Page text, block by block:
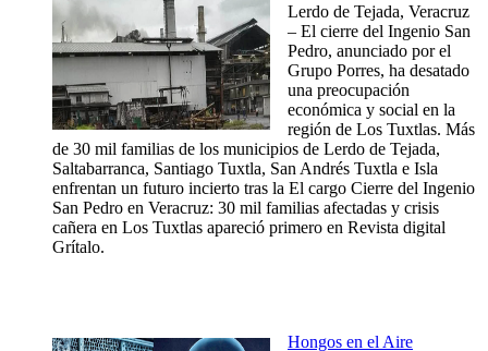
Lerdo de Tejada, Veracruz
– El cierre del Ingenio San
Pedro, anunciado por el
Grupo Porres, ha desatado
una preocupación
económica y social en la
región de Los Tuxtlas. Más
de 30 mil familias de los municipios de Lerdo de Tejada,
Saltabarranca, Santiago Tuxtla, San Andrés Tuxtla e Isla
enfrentan un futuro incierto tras la El cargo Cierre del Ingenio
San Pedro en Veracruz: 30 mil familias afectadas y crisis
cañera en Los Tuxtlas apareció primero en Revista digital
Grítalo.
Hongos en el Aire